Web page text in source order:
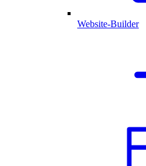
Website-Builder